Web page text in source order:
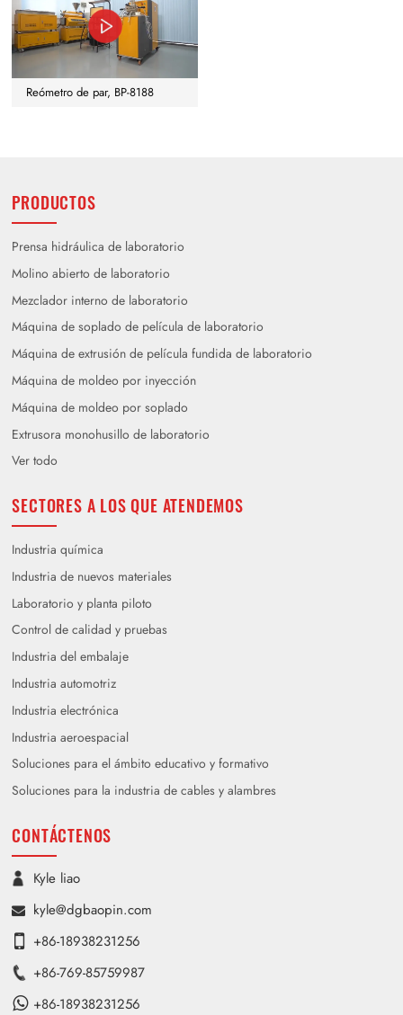
Reómetro de par, BP-8188
PRODUCTOS
Prensa hidráulica de laboratorio
Molino abierto de laboratorio
Mezclador interno de laboratorio
Máquina de soplado de película de laboratorio
Máquina de extrusión de película fundida de laboratorio
Máquina de moldeo por inyección
Máquina de moldeo por soplado
Extrusora monohusillo de laboratorio
Ver todo
SECTORES A LOS QUE ATENDEMOS
Industria química
Industria de nuevos materiales
Laboratorio y planta piloto
Control de calidad y pruebas
Industria del embalaje
Industria automotriz
Industria electrónica
Industria aeroespacial
Soluciones para el ámbito educativo y formativo
Soluciones para la industria de cables y alambres
CONTÁCTENOS
Kyle liao
kyle@dgbaopin.com
+86-18938231256
+86-769-85759987
+86-18938231256